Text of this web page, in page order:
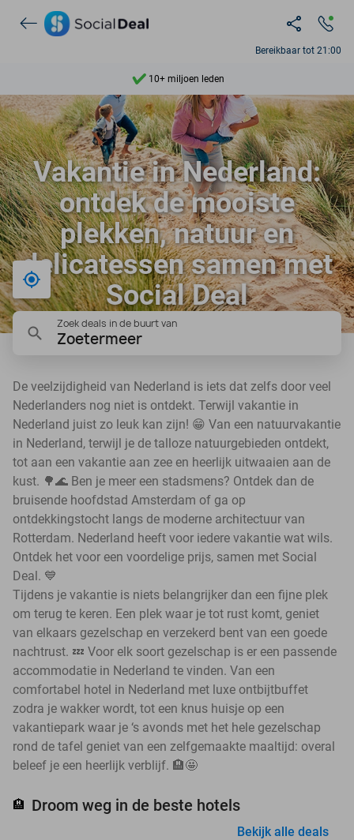
Bereikbaar tot 21:00
7 dagen per week beschikbaar
Ontdek 15.000+ deals
Vakantie in Nederland:
ontdek de mooiste
plekken, natuur en
delicatessen samen met
Social Deal
Bij mij in de buurt
Zoek deals in de buurt van
Zoetermeer
De veelzijdigheid van Nederland is iets dat zelfs door veel
Nederlanders nog niet is ontdekt. Terwijl vakantie in
Nederland juist zo leuk kan zijn! 😁 Van een natuurvakantie
in Nederland, terwijl je de talloze natuurgebieden ontdekt,
tot aan een vakantie aan zee en heerlijk uitwaaien aan de
kust. 🌳🌊 Ben je meer een stadsmens? Ontdek dan de
bruisende hoofdstad Amsterdam of ga op
ontdekkingstocht langs de moderne architectuur van
Rotterdam. Nederland heeft voor iedere vakantie wat wils.
Ontdek het voor een voordelige prijs, samen met Social
Deal. 💙
Tijdens je vakantie is niets belangrijker dan een fijne plek
om terug te keren. Een plek waar je tot rust komt, geniet
van elkaars gezelschap en verzekerd bent van een goede
nachtrust. 💤 Voor elk soort gezelschap is er een passende
accommodatie in Nederland te vinden. Van een
comfortabel hotel in Nederland met luxe ontbijtbuffet
zodra je wakker wordt, tot een knus huisje op een
vakantiepark waar je ‘s avonds met het hele gezelschap
rond de tafel geniet van een zelfgemaakte maaltijd: overal
beleef je een heerlijk verblijf. 🏨🤩
🏨 Droom weg in de beste hotels
Bekijk alle deals